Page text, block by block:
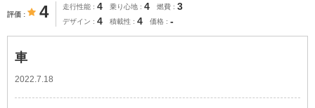
評価 4 走行性能 4 乗り心地 4 燃費 3
デザイン 4 積載性 4 価格 -
車
2022.7.18